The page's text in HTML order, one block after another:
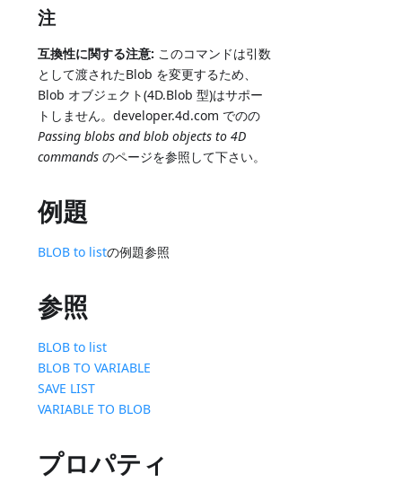
注
互換性に関する注意: このコマンドは引数
として渡されたBlob を変更するため、
Blob オブジェクト(4D.Blob 型)はサポー
トしません。developer.4d.com でのの
Passing blobs and blob objects to 4D
commands のページを参照して下さい。
例題
BLOB to listの例題参照
参照
BLOB to list
BLOB TO VARIABLE
SAVE LIST
VARIABLE TO BLOB
プロパティ